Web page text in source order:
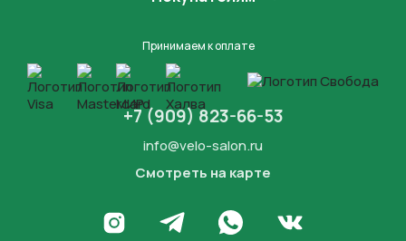
Принимаем к оплате
+7 (909) 823-66-53
info@velo-salon.ru
Смотреть на карте
Перейти в Инстаграм
Написать в Телеграм
Написать в WhatsApp
Перейти во